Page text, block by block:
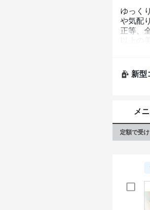
ゆっく
や気配
正等、
新型
メ
定額で受